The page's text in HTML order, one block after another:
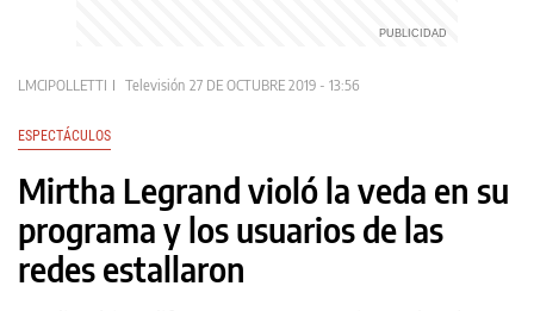
LMCIPOLLETTI Televisión 27 DE OCTUBRE 2019 - 13:56
ESPECTÁCULOS
Mirtha Legrand violó la veda en su
programa y los usuarios de las
redes estallaron